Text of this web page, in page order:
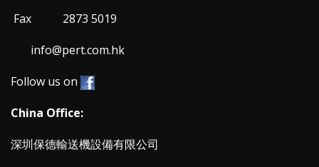
Fax 2873 5019
info@pert.com.hk
Follow us on
China Office:
深圳保德輸送機設備有限公司